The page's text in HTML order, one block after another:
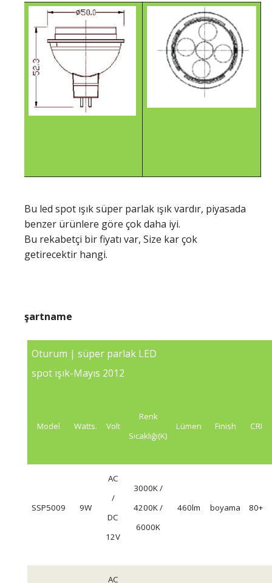
Bu led spot ışık süper parlak ışık vardır, piyasada
benzer ürünlere göre çok daha iyi.
Bu rekabetçi bir fiyatı var, Size kar çok
getirecektir hangi.
şartname
Oturum | süper parlak LED
spot ışık-Mayıs 2012
Model Watts. Volt
Renk
Sıcaklığı(K)
Lümen Finish
CRI
SSP5009 9W
AC
/
DC
12V
3000K /
4200K /
6000K
460lm boyama 80+
AC